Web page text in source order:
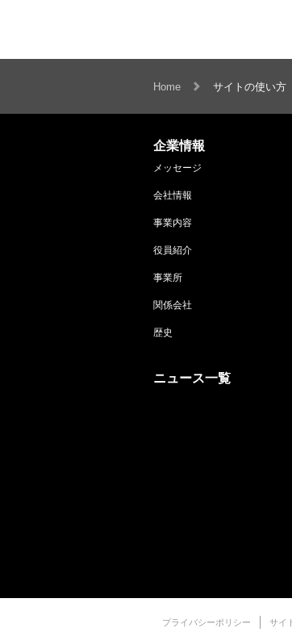
Home サイトの使い方
企業情報
メッセージ
会社情報
事業内容
役員紹介
事業所
関係会社
歴史
ニュース一覧
プライバシーポリシー サイ